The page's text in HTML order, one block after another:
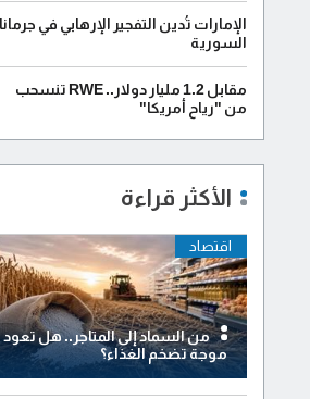
الإمارات تُدين التفجير الإرهابي في جرمانا
السورية
مقابل 1.2 مليار دولار.. RWE تنسحب
من "رياح أمريكا"
الأكثر قراءة
اقتصاد
من السماد إلى المتاجر.. هل تعود
موجة تضخم الغذاء؟